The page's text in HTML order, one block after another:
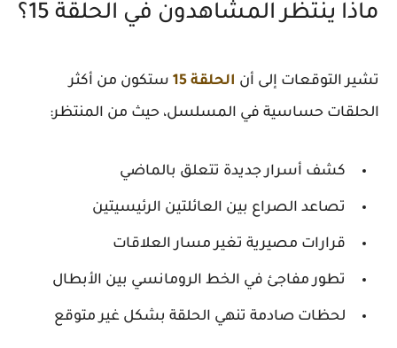
ماذا ينتظر المشاهدون في الحلقة 15؟
تشير التوقعات إلى أن الحلقة 15
ستكون من أكثر
الحلقات حساسية في المسلسل، حيث من المنتظر:
كشف أسرار جديدة تتعلق بالماضي
تصاعد الصراع بين العائلتين الرئيسيتين
قرارات مصيرية تغير مسار العلاقات
تطور مفاجئ في الخط الرومانسي بين الأبطال
لحظات صادمة تنهي الحلقة بشكل غير متوقع